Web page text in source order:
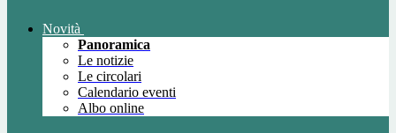
Novità
Panoramica
Le notizie
Le circolari
Calendario eventi
Albo online